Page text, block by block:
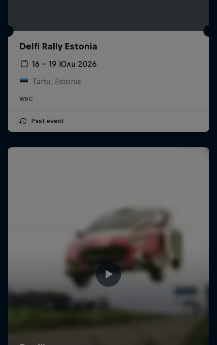
Delfi Rally Estonia
16 – 19 Юли 2026
Tartu, Estonia
WRC
Past event